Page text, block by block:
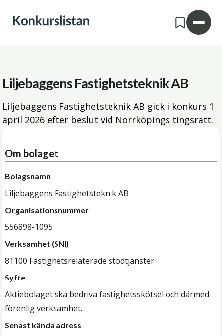
Liljebaggens Fastighetsteknik AB
Liljebaggens Fastighetsteknik AB gick i konkurs 1
april 2026 efter beslut vid Norrköpings tingsrätt.
Om bolaget
Bolagsnamn
Liljebaggens Fastighetsteknik AB
Organisationsnummer
556898-1095
Verksamhet (SNI)
81100 Fastighetsrelaterade stödtjänster
Syfte
Aktiebolaget ska bedriva fastighetsskötsel och därmed
förenlig verksamhet.
Senast kända adress